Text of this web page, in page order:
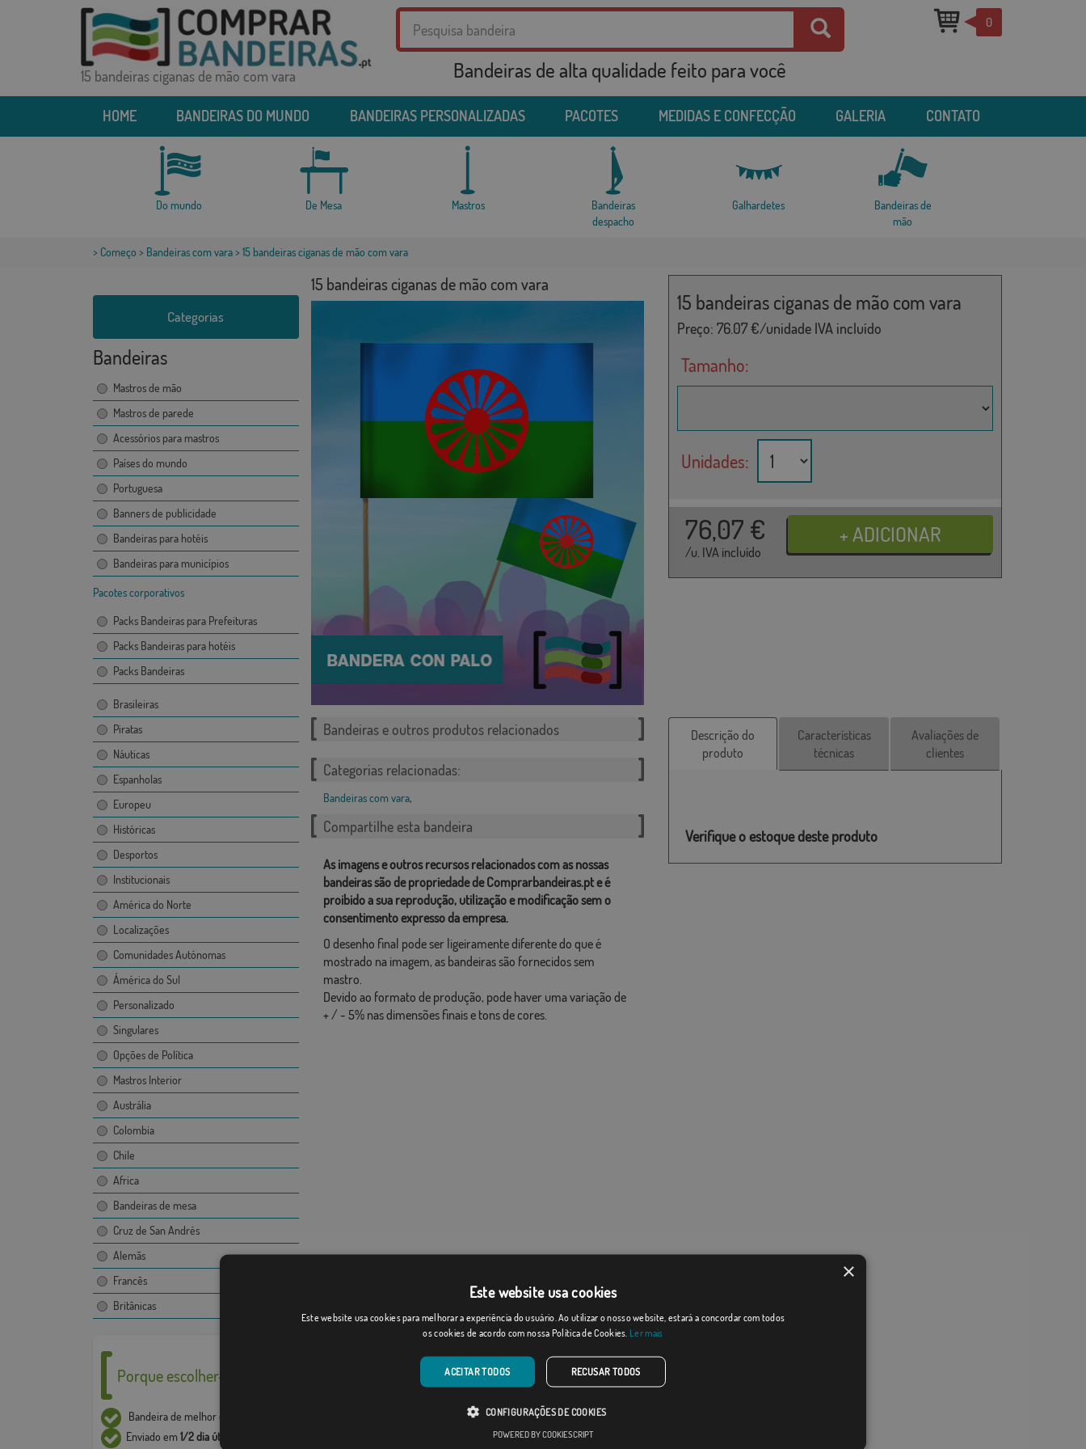
15 bandeiras ciganas de mão com vara Bandeiras de alta qualidade feito para você
0
HOME BANDEIRAS DO MUNDO BANDEIRAS PERSONALIZADAS PACOTES MEDIDAS E CONFECÇÃO GALERIA CONTATO
Do mundo De Mesa Mastros
Bandeiras
despacho
Galhardetes
Bandeiras de
mão
> Começo > Bandeiras com vara> 15 bandeiras ciganas de mão com vara
Categorias
Bandeiras
Mastros de mão
Mastros de parede
Acessórios para mastros
Países do mundo
Portuguesa
Banners de publicidade
Bandeiras para hotéis
Bandeiras para municípios
Pacotes corporativos
Packs Bandeiras para Prefeituras
Packs Bandeiras para hotéis
Packs Bandeiras
Brasileiras
Piratas
Náuticas
Espanholas
Europeu
Históricas
Desportos
Institucionais
América do Norte
Localizações
Comunidades Autónomas
Ámérica do Sul
Personalizado
Singulares
Opções de Política
Mastros Interior
Austrália
Colombia
Chile
Africa
Bandeiras de mesa
Cruz de San Andrés
Alemãs
Francês
Britânicas
Porque escolher-nos ___
Bandeira de melhorqualidade
Enviado em1/2 dia útil*
15 bandeiras ciganas de mão com vara
15 bandeiras ciganas de mão com vara
Preço: 76.07€/unidade IVA incluído
Tamanho:
Unidades:
76,07 €
/u. IVA incluído
Bandeiras e outros produtos relacionados
Categorias relacionadas:
Bandeiras com vara,
Compartilhe esta bandeira
As imagens e outros recursos relacionados com as nossas
bandeiras são de propriedade de Comprarbandeiras.pt e é
proibido a sua reprodução, utilização e modificação sem o
consentimento expresso da empresa.
O desenho final pode ser ligeiramente diferente do que é
mostrado na imagem, as bandeiras são fornecidos sem
mastro.
Devido ao formato de produção, pode haver uma variação de
+ / - 5% nas dimensões finais e tons de cores.
Descrição do
produto
Características
técnicas
Avaliações de
clientes
Verifique o estoque deste produto
×
Este website usa cookies
Este website usa cookies para melhorar a experiência do usuário. Ao utilizar o nosso website, estará a concordar com todos
os cookies de acordo com nossa Política de Cookies. Ler mais
ACEITAR TODOS RECUSAR TODOS
CONFIGURAÇÕES DE COOKIES
POWERED BY COOKIESCRIPT